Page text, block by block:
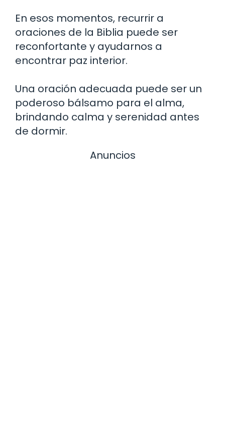
En esos momentos, recurrir a
oraciones de la Biblia puede ser
reconfortante y ayudarnos a
encontrar paz interior.
Una oración adecuada puede ser un
poderoso bálsamo para el alma,
brindando calma y serenidad antes
de dormir.
Anuncios